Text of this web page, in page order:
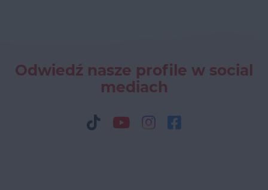
Odwiedź nasze profile w social
mediach